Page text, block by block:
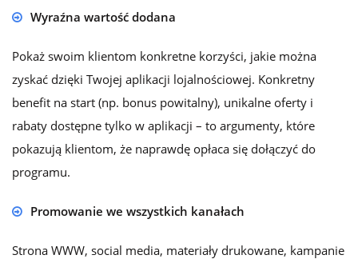
Wyraźna wartość dodana
Pokaż swoim klientom konkretne korzyści, jakie można
zyskać dzięki Twojej aplikacji lojalnościowej. Konkretny
benefit na start (np. bonus powitalny), unikalne oferty i
rabaty dostępne tylko w aplikacji – to argumenty, które
pokazują klientom, że naprawdę opłaca się dołączyć do
programu.
Promowanie we wszystkich kanałach
Strona WWW, social media, materiały drukowane, kampanie